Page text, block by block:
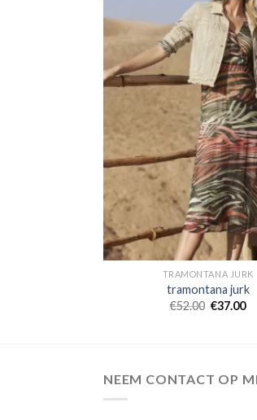
TRAMONTANA JURK
tramontana jurk
€52.00 €37.00
NEEM CONTACT OP